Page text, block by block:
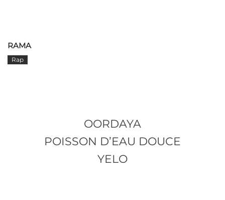
RAMA
Rap
OORDAYA
POISSON D’EAU DOUCE
YELO